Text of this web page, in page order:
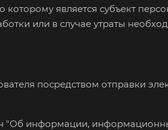
которому является субъект
или в случае утраты
посредством отправки
информации,